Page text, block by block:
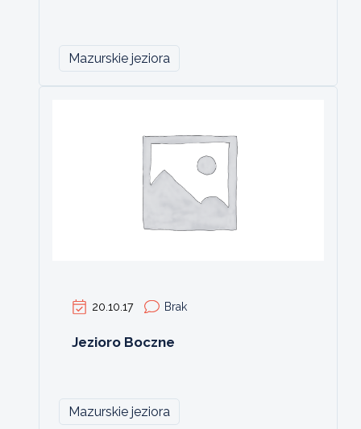
Mazurskie jeziora
20.10.17 Brak
Jezioro Boczne
Mazurskie jeziora